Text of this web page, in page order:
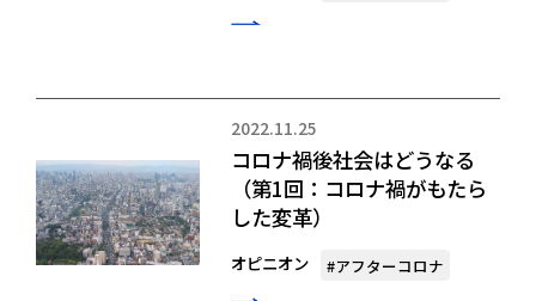
2022.11.25
コロナ禍後社会はどうなる
（第1回：コロナ禍がもたら
した変革）
オピニオン #アフターコロナ